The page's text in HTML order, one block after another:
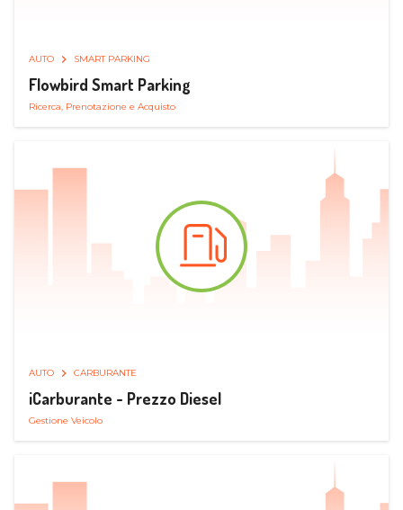
AUTO SMART PARKING
Flowbird Smart Parking
Ricerca, Prenotazione e Acquisto
AUTO CARBURANTE
iCarburante - Prezzo Diesel
Gestione Veicolo